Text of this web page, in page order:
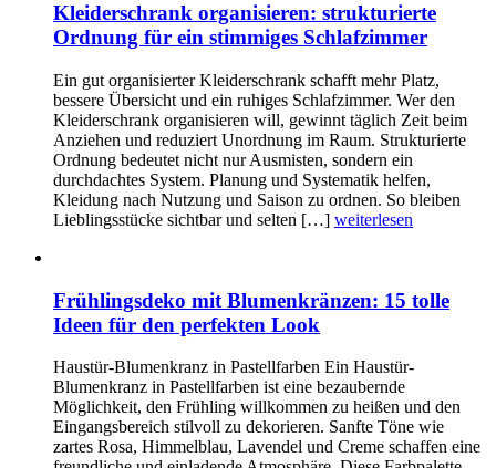
Kleiderschrank organisieren: strukturierte
Ordnung für ein stimmiges Schlafzimmer
Ein gut organisierter Kleiderschrank schafft mehr Platz,
bessere Übersicht und ein ruhiges Schlafzimmer. Wer den
Kleiderschrank organisieren will, gewinnt täglich Zeit beim
Anziehen und reduziert Unordnung im Raum. Strukturierte
Ordnung bedeutet nicht nur Ausmisten, sondern ein
durchdachtes System. Planung und Systematik helfen,
Kleidung nach Nutzung und Saison zu ordnen. So bleiben
Lieblingsstücke sichtbar und selten […] weiterlesen
Frühlingsdeko mit Blumenkränzen: 15 tolle
Ideen für den perfekten Look
Haustür-Blumenkranz in Pastellfarben Ein Haustür-
Blumenkranz in Pastellfarben ist eine bezaubernde
Möglichkeit, den Frühling willkommen zu heißen und den
Eingangsbereich stilvoll zu dekorieren. Sanfte Töne wie
zartes Rosa, Himmelblau, Lavendel und Creme schaffen eine